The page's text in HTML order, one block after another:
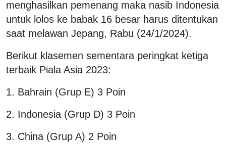
menghasilkan pemenang maka nasib Indonesia
untuk lolos ke babak 16 besar harus ditentukan
saat melawan Jepang, Rabu (24/1/2024).
Berikut klasemen sementara peringkat ketiga
terbaik Piala Asia 2023:
1. Bahrain (Grup E) 3 Poin
2. Indonesia (Grup D) 3 Poin
3. China (Grup A) 2 Poin